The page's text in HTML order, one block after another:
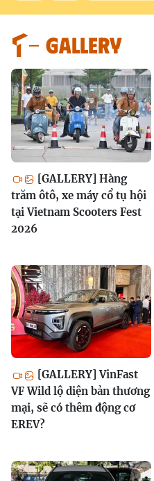
GALLERY
[GALLERY] Hàng
trăm ôtô, xe máy cổ tụ hội
tại Vietnam Scooters Fest
2026
[GALLERY] VinFast
VF Wild lộ diện bản thương
mại, sẽ có thêm động cơ
EREV?